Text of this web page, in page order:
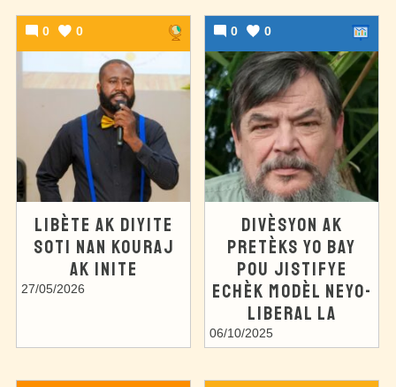
0 0
LIBÈTE AK DIYITE
SOTI NAN KOURAJ
AK INITE
27/05/2026
0 0
DIVÈSYON AK
PRETÈKS YO BAY
POU JISTIFYE
ECHÈK MODÈL NEYO-
LIBERAL LA
06/10/2025